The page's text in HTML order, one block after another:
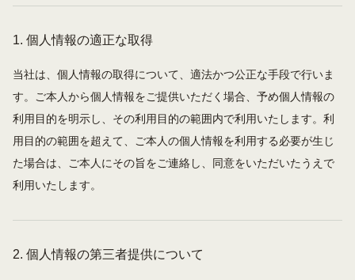
1. 個人情報の適正な取得
当社は、個人情報の取得について、適法かつ公正な手段で行いま
す。ご本人から個人情報をご提供いただく場合、予め個人情報の
利用目的を明示し、その利用目的の範囲内で利用いたします。利
用目的の範囲を超えて、ご本人の個人情報を利用する必要が生じ
た場合は、ご本人にその旨をご連絡し、同意をいただいたうえで
利用いたします。
2. 個人情報の第三者提供について